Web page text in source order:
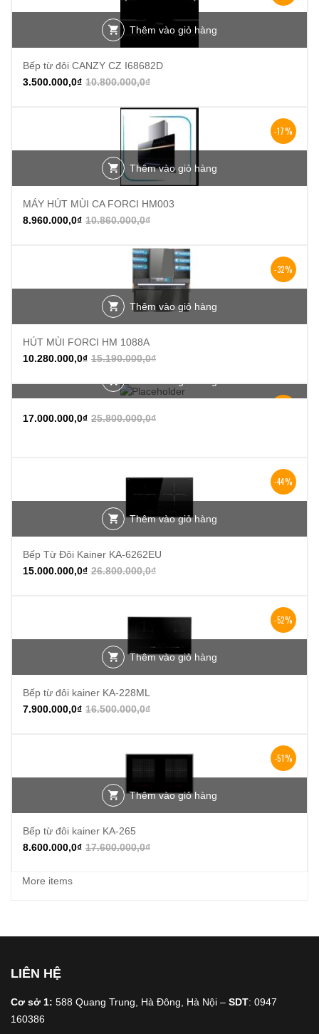
Thêm vào giỏ hàng
Bếp từ đôi CANZY CZ I68682D
10.800.000,0₫
3.500.000,0₫
-17%
Thêm vào giỏ hàng
MÁY HÚT MÙI CA FORCI HM003
10.860.000,0₫
8.960.000,0₫
-32%
Thêm vào giỏ hàng
HÚT MÙI FORCI HM 1088A
15.190.000,0₫
10.280.000,0₫
25.800.000,0₫
17.000.000,0₫
-44%
Thêm vào giỏ hàng
Bếp Từ Đôi Kainer KA-6262EU
26.800.000,0₫
15.000.000,0₫
-52%
Thêm vào giỏ hàng
Bếp từ đôi kainer KA-228ML
16.500.000,0₫
7.900.000,0₫
-51%
Thêm vào giỏ hàng
Bếp từ đôi kainer KA-265
17.600.000,0₫
8.600.000,0₫
More items
LIÊN HỆ
Cơ sở 1: 588 Quang Trung, Hà Đông, Hà Nội – SDT: 0947
160386